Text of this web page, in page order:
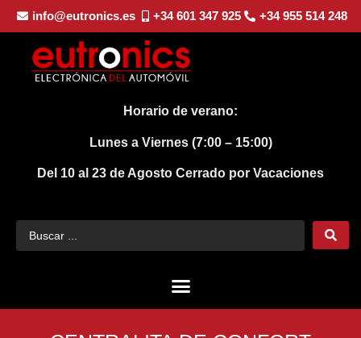
info@eutronics.es +34 601 347 925 +34 955 514 248
Horario de verano:
Lunes a Viernes (7:00 – 15:00)
Del 10 al 23 de Agosto Cerrado por Vacaciones